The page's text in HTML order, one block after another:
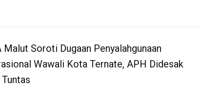
Malut Soroti Dugaan Penyalahgunaan
Wawali Kota Ternate, APH Didesak